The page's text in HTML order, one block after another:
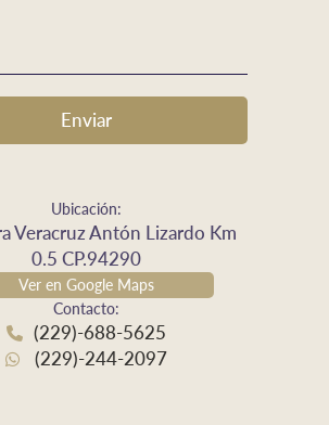
Ubicación:
Veracruz Antón Lizardo Km
0.5 CP.94290
Ver en Google Maps
Contacto:
(229)-688-5625
(229)-244-2097